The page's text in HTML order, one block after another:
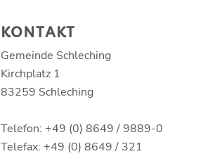
KONTAKT
Gemeinde Schleching
Kirchplatz 1
83259 Schleching
Telefon: +49 (0) 8649 / 9889-0
Telefax: +49 (0) 8649 / 321